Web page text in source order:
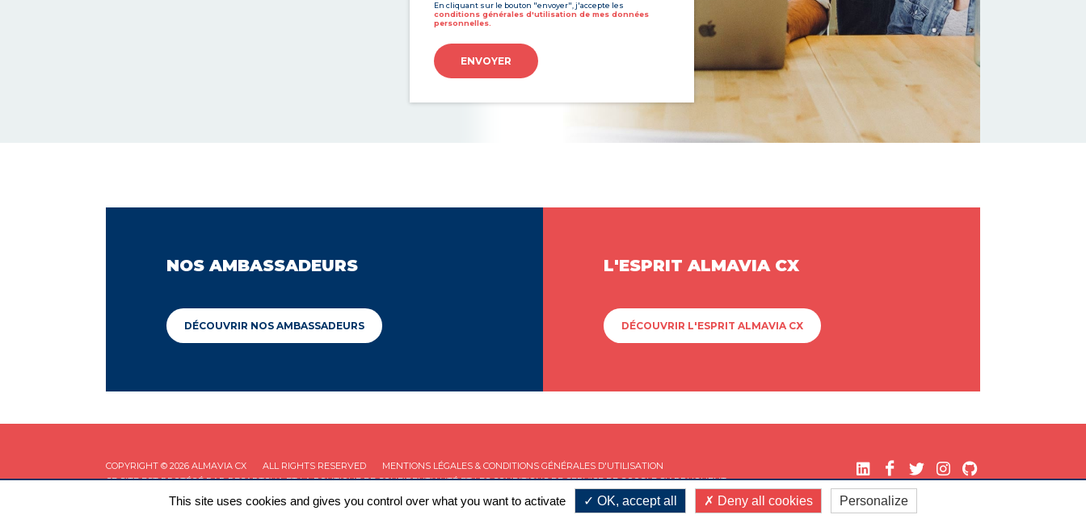
En cliquant sur le bouton "envoyer", j'accepte les
conditions générales d'utilisation de mes données
personnelles.
ENVOYER
NOS AMBASSADEURS
DÉCOUVRIR NOS AMBASSADEURS
L'ESPRIT ALMAVIA CX
DÉCOUVRIR L'ESPRIT ALMAVIA CX
COPYRIGHT © 2026 ALMAVIA CX ALL RIGHTS RESERVED
MENTIONS LÉGALES & CONDITIONS GÉNÉRALES D'UTILISATION
CE SITE EST PROTÉGÉ PAR RECAPTCHA ET LAPOLITIQUE DE CONFIDENTIALITÉET LESCONDITIONS DE SERVICEDE GOOGLE S'APPLIQUENT.
This site uses cookies and gives you control over what you want to activate OK, accept all Deny all cookies Personalize